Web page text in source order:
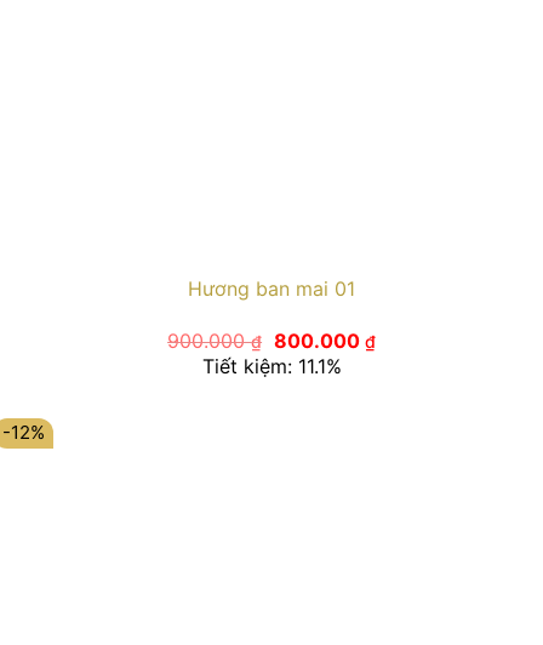
Hương ban mai 01
900.000₫ Giá
gốc
là:
800.000 ₫Giá
hiện
Tiết kiệm: 11.1%
-12%